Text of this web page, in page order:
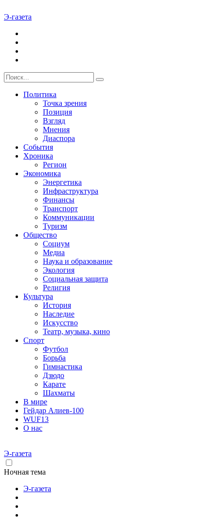
Э-газета
Политика
Точка зрения
Позиция
Взгляд
Мнения
Диаспора
События
Хроника
Регион
Экономика
Энергетика
Инфраструктура
Финансы
Транспорт
Коммуникации
Туризм
Общество
Социум
Медиа
Наука и образование
Экология
Социальная защита
Религия
Культура
История
Наследие
Искусство
Театр, музыка, кино
Спорт
Футбол
Борьба
Гимнастика
Дзюдо
Карате
Шахматы
В мире
Гейдар Алиев-100
WUF13
О нас
Э-газета
Ночная тема
Э-газета